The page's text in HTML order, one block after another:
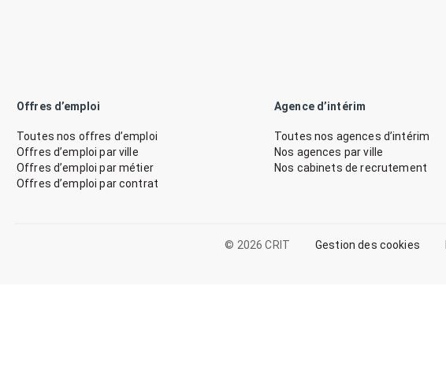
Offres d’emploi
Toutes nos offres d’emploi
Offres d’emploi par ville
Offres d’emploi par métier
Offres d’emploi par contrat
Agence d’intérim
Toutes nos agences d’intérim
Nos agences par ville
Nos cabinets de recrutement
© 2026 CRIT Gestion des cookies